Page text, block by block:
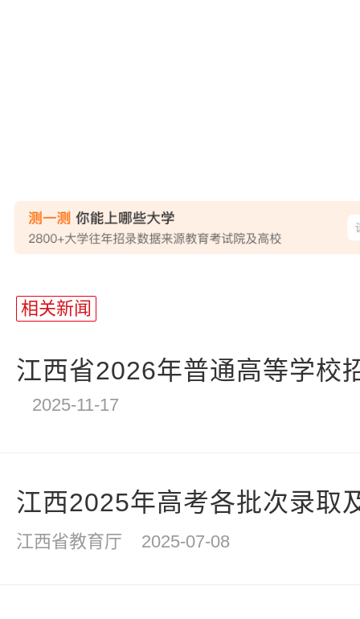
相关新闻
江西省2026年普通高等学校
2025-11-17
江西2025年高考各批次录取
江西省教育厅 2025-07-08